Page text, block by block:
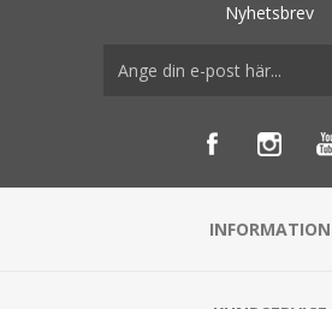
Nyhetsbrev
INFORMATION